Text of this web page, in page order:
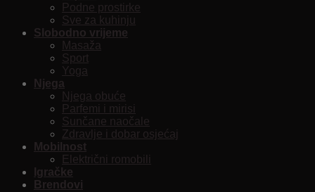
Podne prostirke
Sve za kuhinju
Slobodno vrijeme
Masaža
Sport
Yoga
Njega
Njega obuće
Parfemi i mirisi
Sunčane naočale
Zdravlje i dobar osjećaj
Mobilnost
Električni romobili
Igračke
Brendovi